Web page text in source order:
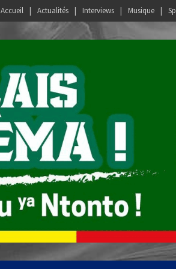
Accueil Actualités Interviews Musique